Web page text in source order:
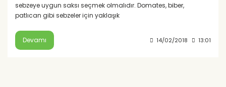
sebzeye uygun saksı seçmek olmalıdır. Domates, biber,
patlıcan gibi sebzeler için yaklaşık
Devamı 14/02/2018 13:01